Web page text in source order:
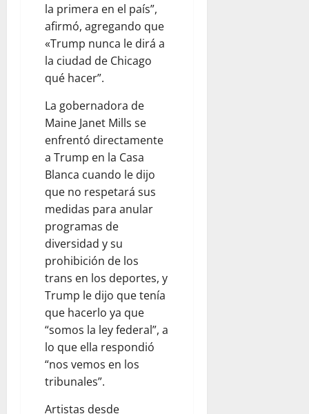
la primera en el país”,
afirmó, agregando que
«Trump nunca le dirá a
la ciudad de Chicago
qué hacer”.
La gobernadora de
Maine Janet Mills se
enfrentó directamente
a Trump en la Casa
Blanca cuando le dijo
que no respetará sus
medidas para anular
programas de
diversidad y su
prohibición de los
trans en los deportes, y
Trump le dijo que tenía
que hacerlo ya que
“somos la ley federal”, a
lo que ella respondió
“nos vemos en los
tribunales”.
Artistas desde